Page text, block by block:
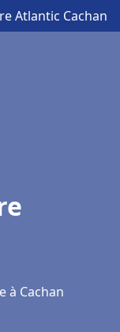
Atlantic Cachan
à Cachan